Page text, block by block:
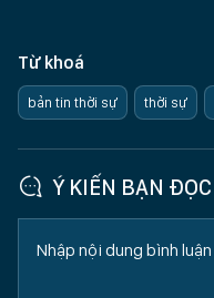
Từ khoá
bản tin thời sự thời sự
Ý KIẾN BẠN ĐỌC